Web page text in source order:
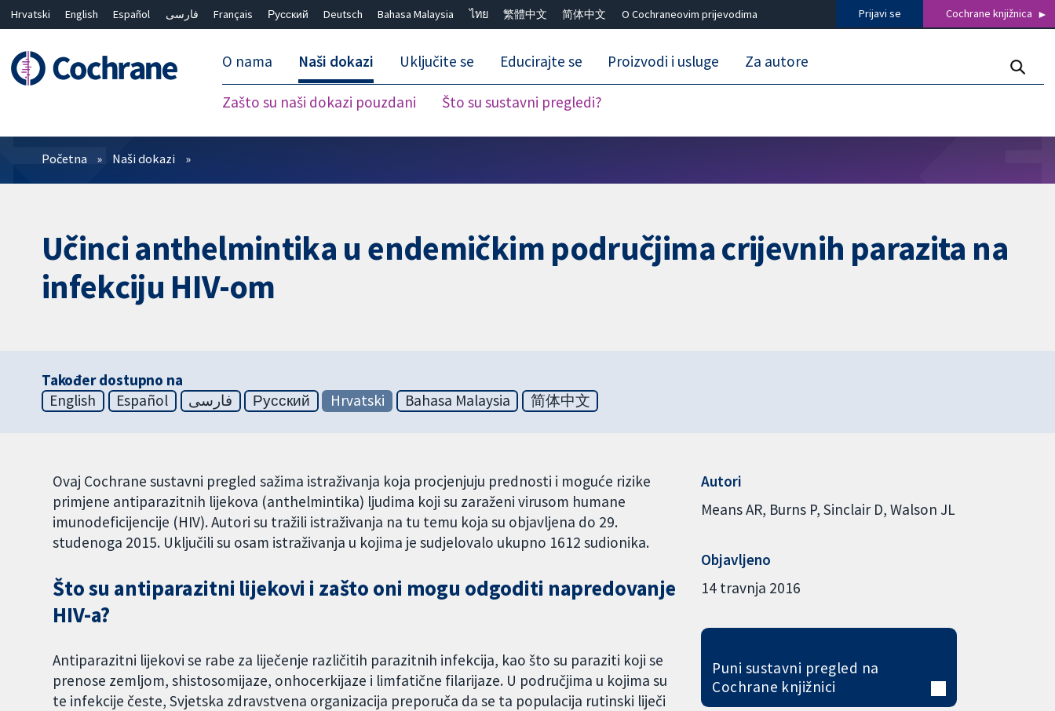
Hrvatski English Español فارسی Français Русский Deutsch Bahasa Malaysia ไทย 繁體中文 简体中文 O Cochraneovim prijevodima Prijavi se Cochrane knjižnica
O nama Naši dokazi
Zašto su naši dokazi pouzdani Što su sustavni pregledi?
Uključite se Educirajte se Proizvodi i usluge Za autore
Prečistači
Početna Naši dokazi
Učinci anthelmintika u endemičkim područjima crijevnih parazita na
infekciju HIV-om
Također dostupno na
English
Español فارسی Русский Hrvatski Bahasa Malaysia 简体中文
Ovaj Cochrane sustavni pregled sažima istraživanja koja procjenjuju prednosti i moguće rizike
primjene antiparazitnih lijekova (anthelmintika) ljudima koji su zaraženi virusom humane
imunodeficijencije (HIV). Autori su tražili istraživanja na tu temu koja su objavljena do 29.
studenoga 2015. Uključili su osam istraživanja u kojima je sudjelovalo ukupno 1612 sudionika.
Što su antiparazitni lijekovi i zašto oni mogu odgoditi napredovanje
HIV-a?
Antiparazitni lijekovi se rabe za liječenje različitih parazitnih infekcija, kao što su paraziti koji se
prenose zemljom, shistosomijaze, onhocerkijaze i limfatične filarijaze. U područjima u kojima su
te infekcije česte, Svjetska zdravstvena organizacija preporuča da se ta populacija rutinski liječi
Autori
Means AR Burns P Sinclair D Walson JL
Objavljeno
14 travnja 2016
Puni sustavni pregled na
Cochrane knjižnici